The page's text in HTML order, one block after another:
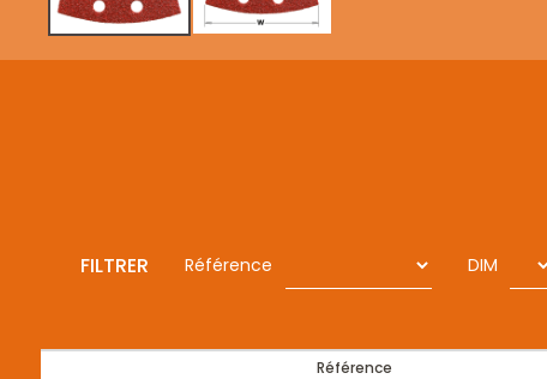
FILTRER Référence DIM
Référence